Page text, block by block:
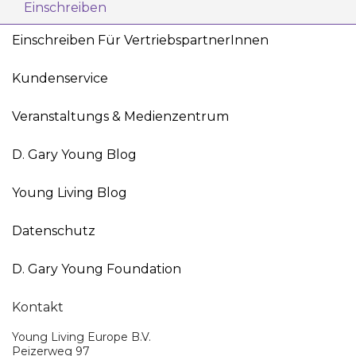
Einschreiben
Einschreiben Für VertriebspartnerInnen
Kundenservice
Veranstaltungs & Medienzentrum
D. Gary Young Blog
Young Living Blog
Datenschutz
D. Gary Young Foundation
Kontakt
Young Living Europe B.V.
Peizerweg 97